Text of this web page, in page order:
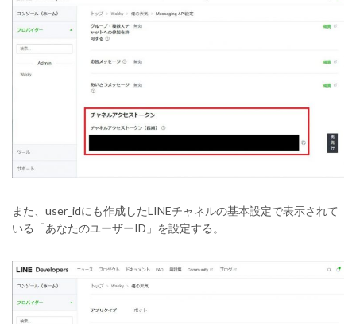
また、user_idにも作成したLINEチャネルの基本設定で表示されて
いる「あなたのユーザーID」を設定する。